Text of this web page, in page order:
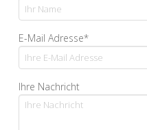
E-Mail Adresse*
Ihre Nachricht